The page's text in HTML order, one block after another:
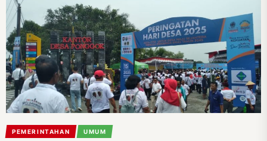
PEMERINTAHAN UMUM